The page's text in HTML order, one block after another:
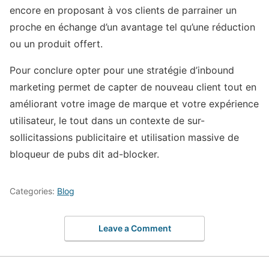
encore en proposant à vos clients de parrainer un
proche en échange d’un avantage tel qu’une réduction
ou un produit offert.
Pour conclure opter pour une stratégie d’inbound
marketing permet de capter de nouveau client tout en
améliorant votre image de marque et votre expérience
utilisateur, le tout dans un contexte de sur-
sollicitassions publicitaire et utilisation massive de
bloqueur de pubs dit ad-blocker.
Categories: Blog
Leave a Comment